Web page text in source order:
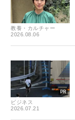
教養・カルチャー
2026.08.06
ビジネス
2026.07.21